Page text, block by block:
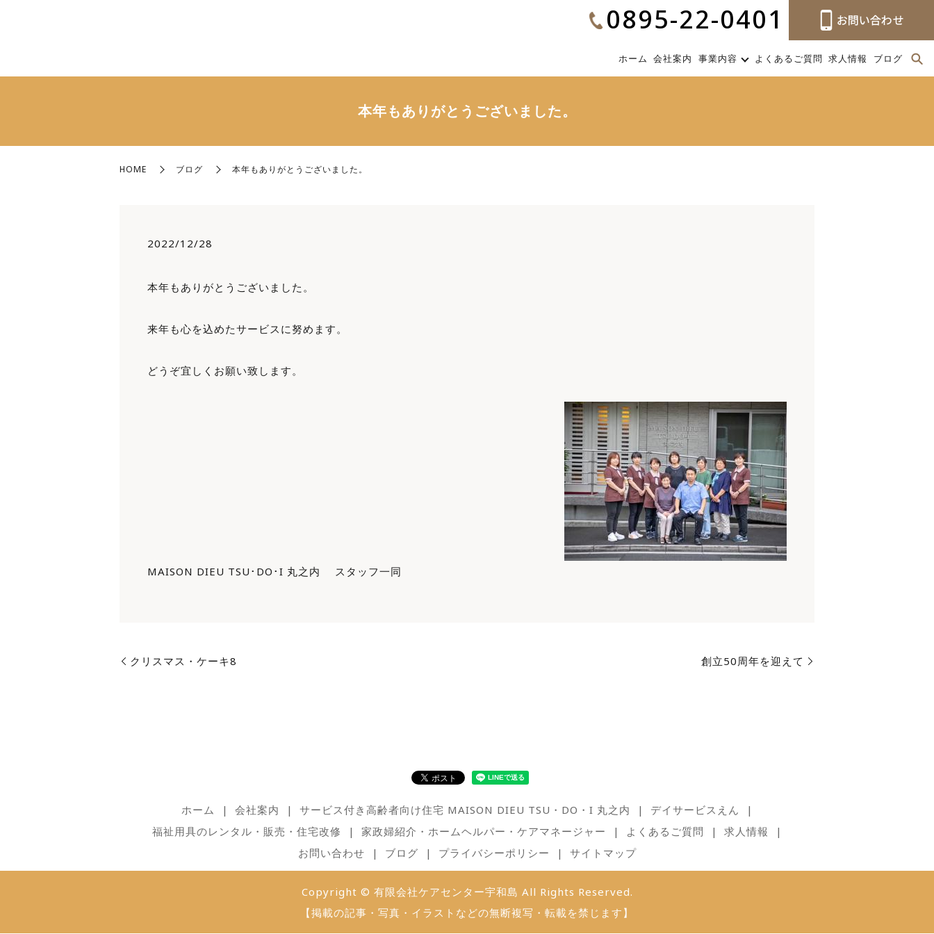
0895-22-0401
ホーム 会社案内 事業内容 よくあるご質問 求人情報 ブログ
本年もありがとうございました。
HOME ブログ 本年もありがとうございました。
2022/12/28
本年もありがとうございました。
来年も心を込めたサービスに努めます。
どうぞ宜しくお願い致します。
MAISON DIEU TSU･DO･I 丸之内 スタッフ一同
クリスマス・ケーキ8 創立50周年を迎えて
ホーム 会社案内 サービス付き高齢者向け住宅 MAISON DIEU TSU・DO・I 丸之内
デイサービスえん
福祉用具のレンタル・販売・住宅改修
家政婦紹介・ホームヘルパー・ケアマネージャー よくあるご質問
求人情報
お問い合わせ
ブログ プライバシーポリシー サイトマップ
Copyright © 有限会社ケアセンター宇和島 All Rights Reserved.
【掲載の記事・写真・イラストなどの無断複写・転載を禁じます】